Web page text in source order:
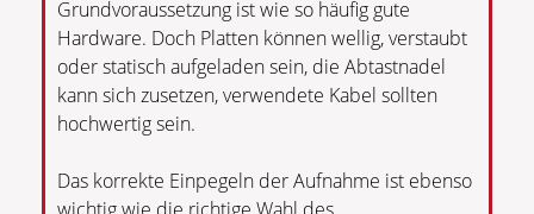
Grundvoraussetzung ist wie so häufig gute
Hardware. Doch Platten können wellig, verstaubt
oder statisch aufgeladen sein, die Abtastnadel
kann sich zusetzen, verwendete Kabel sollten
hochwertig sein.
Das korrekte Einpegeln der Aufnahme ist ebenso